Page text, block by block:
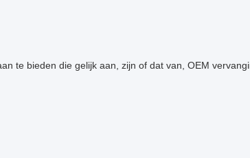
te bieden die gelijk aan, zijn of dat van, OEM